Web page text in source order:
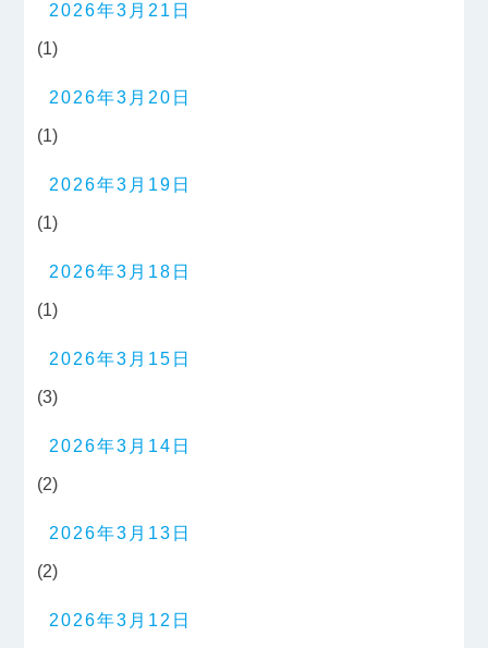
2026年3月21日
(1)
2026年3月20日
(1)
2026年3月19日
(1)
2026年3月18日
(1)
2026年3月15日
(3)
2026年3月14日
(2)
2026年3月13日
(2)
2026年3月12日